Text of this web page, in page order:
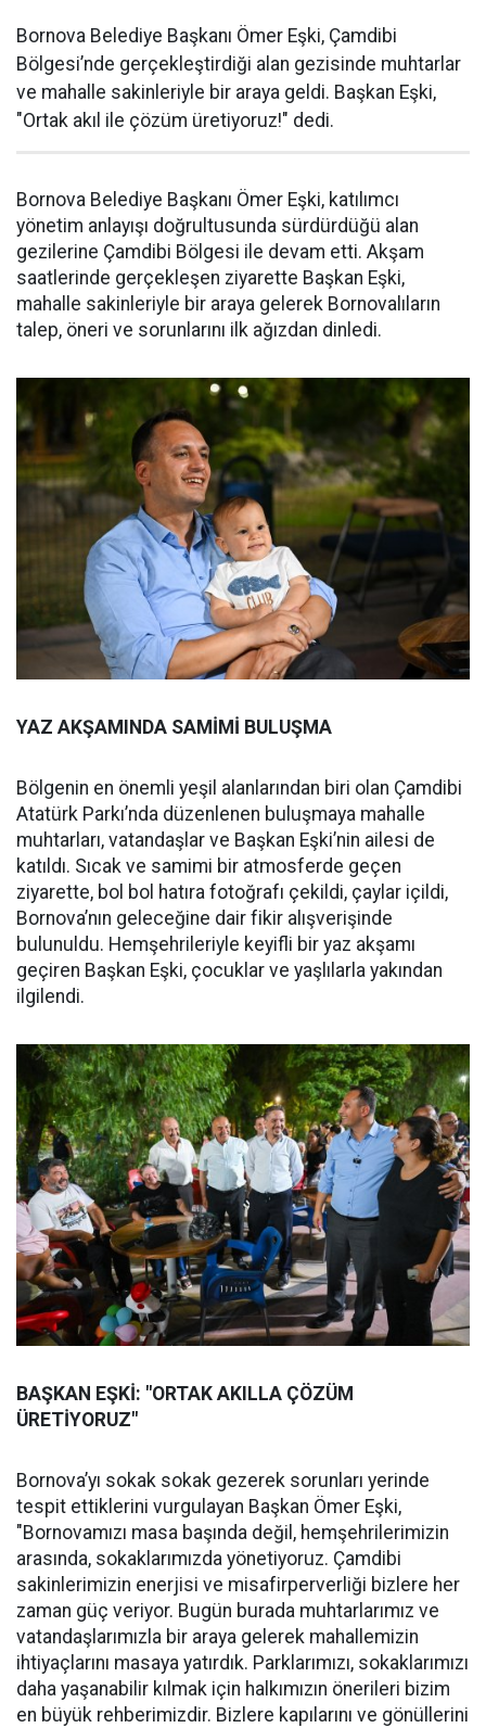
Bornova Belediye Başkanı Ömer Eşki, Çamdibi
Bölgesi’nde gerçekleştirdiği alan gezisinde muhtarlar
ve mahalle sakinleriyle bir araya geldi. Başkan Eşki,
"Ortak akıl ile çözüm üretiyoruz!" dedi.
Bornova Belediye Başkanı Ömer Eşki, katılımcı
yönetim anlayışı doğrultusunda sürdürdüğü alan
gezilerine Çamdibi Bölgesi ile devam etti. Akşam
saatlerinde gerçekleşen ziyarette Başkan Eşki,
mahalle sakinleriyle bir araya gelerek Bornovalıların
talep, öneri ve sorunlarını ilk ağızdan dinledi.
YAZ AKŞAMINDA SAMİMİ BULUŞMA
Bölgenin en önemli yeşil alanlarından biri olan Çamdibi
Atatürk Parkı’nda düzenlenen buluşmaya mahalle
muhtarları, vatandaşlar ve Başkan Eşki’nin ailesi de
katıldı. Sıcak ve samimi bir atmosferde geçen
ziyarette, bol bol hatıra fotoğrafı çekildi, çaylar içildi,
Bornova’nın geleceğine dair fikir alışverişinde
bulunuldu. Hemşehrileriyle keyifli bir yaz akşamı
geçiren Başkan Eşki, çocuklar ve yaşlılarla yakından
ilgilendi.
BAŞKAN EŞKİ: "ORTAK AKILLA ÇÖZÜM
ÜRETİYORUZ"
Bornova’yı sokak sokak gezerek sorunları yerinde
tespit ettiklerini vurgulayan Başkan Ömer Eşki,
"Bornovamızı masa başında değil, hemşehrilerimizin
arasında, sokaklarımızda yönetiyoruz. Çamdibi
sakinlerimizin enerjisi ve misafirperverliği bizlere her
zaman güç veriyor. Bugün burada muhtarlarımız ve
vatandaşlarımızla bir araya gelerek mahallemizin
ihtiyaçlarını masaya yatırdık. Parklarımızı, sokaklarımızı
daha yaşanabilir kılmak için halkımızın önerileri bizim
en büyük rehberimizdir. Bizlere kapılarını ve gönüllerini